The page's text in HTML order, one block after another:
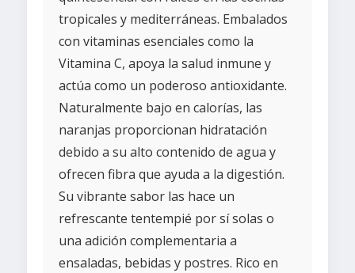
tropicales y mediterráneas. Embalados
con vitaminas esenciales como la
Vitamina C, apoya la salud inmune y
actúa como un poderoso antioxidante.
Naturalmente bajo en calorías, las
naranjas proporcionan hidratación
debido a su alto contenido de agua y
ofrecen fibra que ayuda a la digestión.
Su vibrante sabor las hace un
refrescante tentempié por sí solas o
una adición complementaria a
ensaladas, bebidas y postres. Rico en